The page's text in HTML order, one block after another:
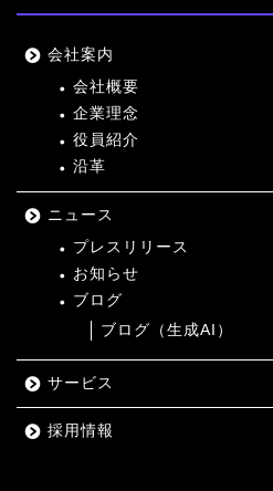
会社案内
会社概要
企業理念
役員紹介
沿革
ニュース
プレスリリース
お知らせ
ブログ
ブログ（生成AI）
サービス
採用情報